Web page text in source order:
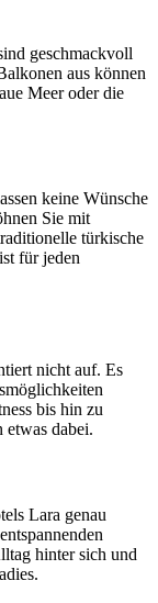
geschmackvoll
aus können
Meer oder die
keine Wünsche
Sie mit
türkische
für jeden
nicht auf. Es
bis hin zu
dabei.
Lara genau
hinter sich und